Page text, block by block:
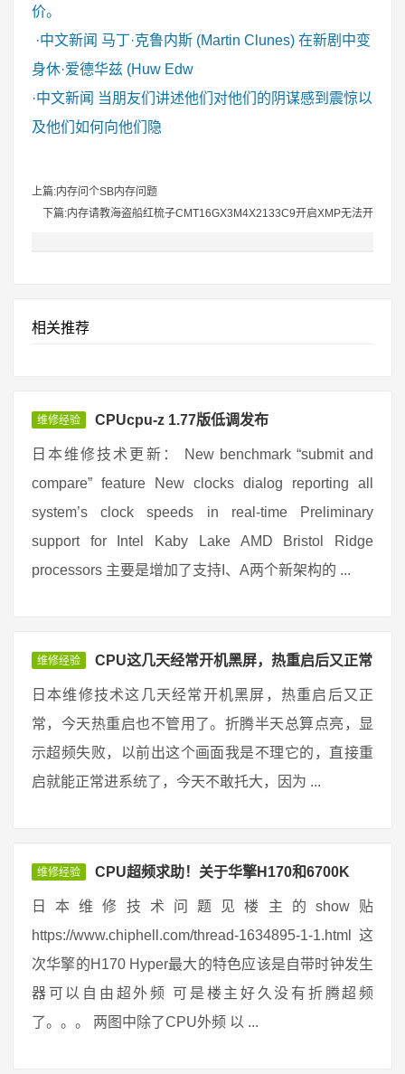
价。
·中文新闻 马丁·克鲁内斯 (Martin Clunes) 在新剧中变
身休·爱德华兹 (Huw Edw
·中文新闻 当朋友们讲述他们对他们的阴谋感到震惊以
及他们如何向他们隐
上篇:内存问个SB内存问题
下篇:内存请教海盗船红梳子CMT16GX3M4X2133C9开启XMP无法开
相关推荐
维修经验 CPUcpu-z 1.77版低调发布
日本维修技术更新： New benchmark “submit and
compare” feature New clocks dialog reporting all
system’s clock speeds in real-time Preliminary
support for Intel Kaby Lake AMD Bristol Ridge
processors 主要是增加了支持I、A两个新架构的 ...
维修经验 CPU这几天经常开机黑屏，热重启后又正常
日本维修技术这几天经常开机黑屏，热重启后又正
常，今天热重启也不管用了。折腾半天总算点亮，显
示超频失败，以前出这个画面我是不理它的，直接重
启就能正常进系统了，今天不敢托大，因为 ...
维修经验 CPU超频求助！关于华擎H170和6700K
日本维修技术问题见楼主的show贴
https://www.chiphell.com/thread-1634895-1-1.html 这
次华擎的H170 Hyper最大的特色应该是自带时钟发生
器可以自由超外频 可是楼主好久没有折腾超频
了。。。 两图中除了CPU外频 以 ...